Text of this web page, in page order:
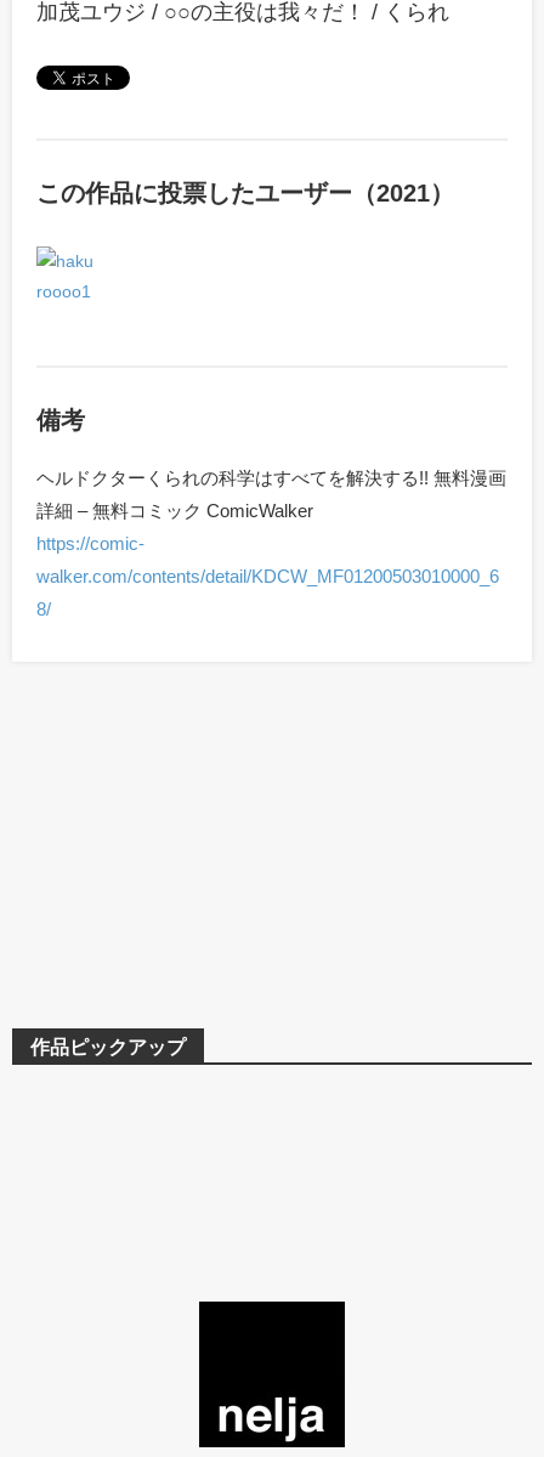
加茂ユウジ / ○○の主役は我々だ！ / くられ
この作品に投票したユーザー（2021）
備考
ヘルドクターくられの科学はすべてを解決する!! 無料漫画
詳細 – 無料コミック ComicWalker
https://comic-
walker.com/contents/detail/KDCW_MF01200503010000_6
8/
作品ピックアップ